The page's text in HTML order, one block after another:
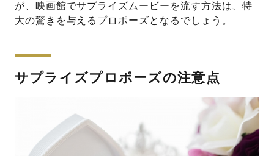
が、映画館でサプライズムービーを流す方法は、特
大の驚きを与えるプロポーズとなるでしょう。
サプライズプロポーズの注意点